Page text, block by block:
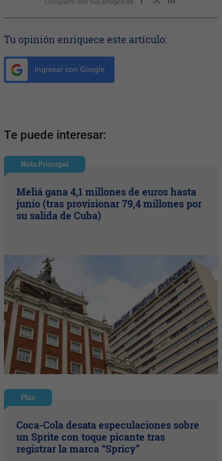
Tu opinión enriquece este artículo:
Ingresar con Google
Te puede interesar:
Nota Principal
Meliá gana 4,1 millones de euros hasta
junio (tras provisionar 79,4 millones por
su salida de Cuba)
Plus
Coca-Cola desata especulaciones sobre
un Sprite con toque picante tras
registrar la marca “Spricy”